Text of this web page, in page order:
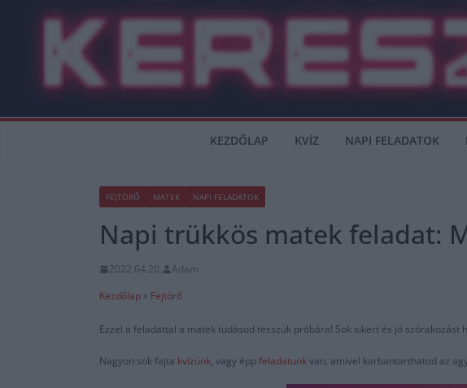
KEZDŐLAP KVÍZ NAPI FELADATOK
FEJTÖRŐ MATEK NAPI FELADATOK
Napi trükkös matek feladat:
2022.04.20.
Adam
Kezdőlap » Fejtörő
Ezzel a feladattal a matek tudásod tesszük próbára! Sok sikert és jó szórakozást
Nagyon sok fajta kvízünk, vagy éppfeladatunkvan, amivel karbantarthatod az